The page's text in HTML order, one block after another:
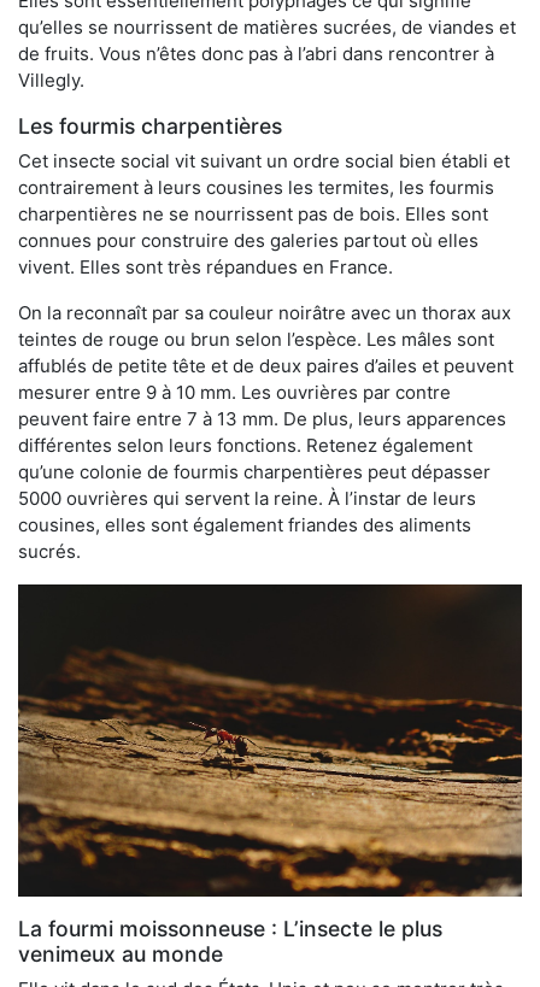
qu’elles se nourrissent de matières sucrées, de viandes et
de fruits. Vous n’êtes donc pas à l’abri dans rencontrer à
Villegly.
Les fourmis charpentières
Cet insecte social vit suivant un ordre social bien établi et
contrairement à leurs cousines les termites, les fourmis
charpentières ne se nourrissent pas de bois. Elles sont
connues pour construire des galeries partout où elles
vivent. Elles sont très répandues en France.
On la reconnaît par sa couleur noirâtre avec un thorax aux
teintes de rouge ou brun selon l’espèce. Les mâles sont
affublés de petite tête et de deux paires d’ailes et peuvent
mesurer entre 9 à 10 mm. Les ouvrières par contre
peuvent faire entre 7 à 13 mm. De plus, leurs apparences
différentes selon leurs fonctions. Retenez également
qu’une colonie de fourmis charpentières peut dépasser
5000 ouvrières qui servent la reine. À l’instar de leurs
cousines, elles sont également friandes des aliments
sucrés.
La fourmi moissonneuse : L’insecte le plus
venimeux au monde